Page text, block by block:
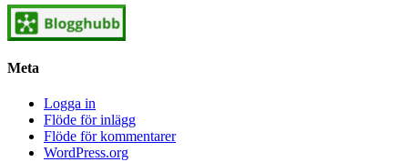
Meta
Logga in
Flöde för inlägg
Flöde för kommentarer
WordPress.org